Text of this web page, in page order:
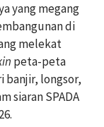
yang megang
di
melekat
peta-peta
banjir, longsor,
siaran SPADA